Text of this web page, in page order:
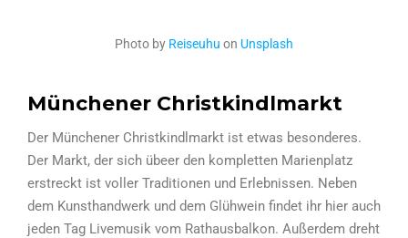
Photo by Reiseuhu on Unsplash
Münchener Christkindlmarkt
Der Münchener Christkindlmarkt ist etwas besonderes.
Der Markt, der sich übeer den kompletten Marienplatz
erstreckt ist voller Traditionen und Erlebnissen. Neben
dem Kunsthandwerk und dem Glühwein findet ihr hier auch
jeden Tag Livemusik vom Rathausbalkon. Außerdem dreht